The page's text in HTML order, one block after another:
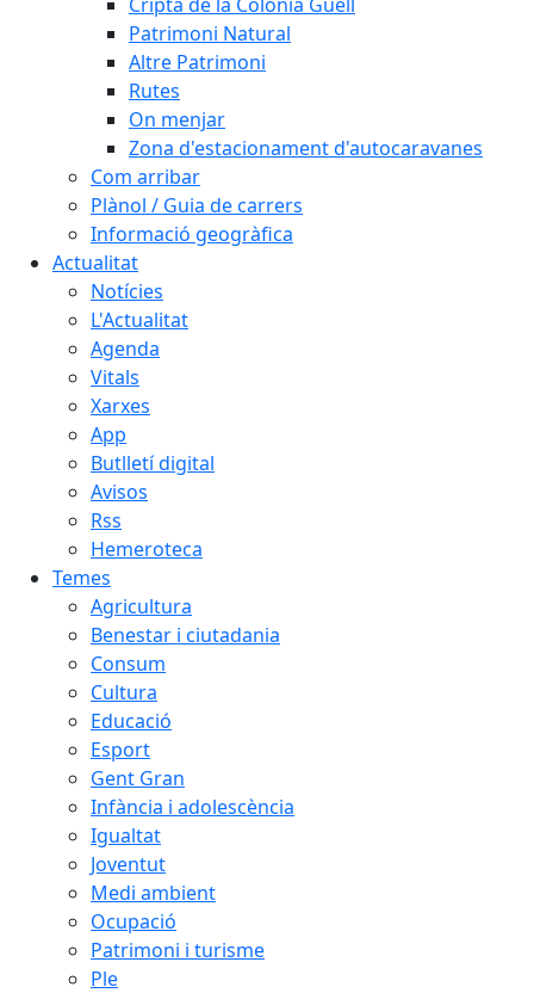
Patrimoni Natural
Altre Patrimoni
Rutes
On menjar
Zona d'estacionament d'autocaravanes
Com arribar
Plànol / Guia de carrers
Informació geogràfica
Actualitat
Notícies
L'Actualitat
Agenda
Vitals
Xarxes
App
Butlletí digital
Avisos
Rss
Hemeroteca
Temes
Agricultura
Benestar i ciutadania
Consum
Cultura
Educació
Esport
Gent Gran
Infància i adolescència
Igualtat
Joventut
Medi ambient
Ocupació
Patrimoni i turisme
Ple